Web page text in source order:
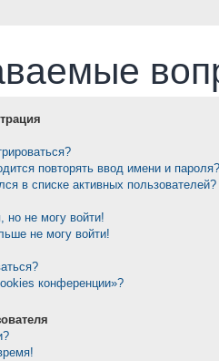
повторять ввод имени и пароля?
в списке активных пользователей?
но не могу войти!
не могу войти!
конференции»?